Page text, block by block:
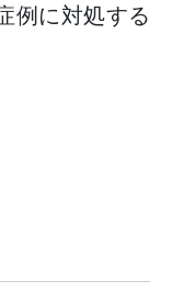
例に対処する